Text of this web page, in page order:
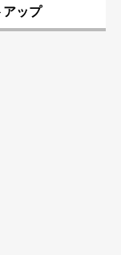
アップ